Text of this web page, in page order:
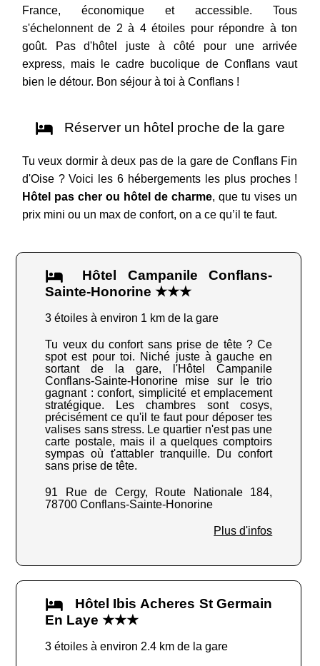
France, économique et accessible. Tous
s'échelonnent de 2 à 4 étoiles pour répondre à ton
goût. Pas d'hôtel juste à côté pour une arrivée
express, mais le cadre bucolique de Conflans vaut
bien le détour. Bon séjour à toi à Conflans !
Réserver un hôtel proche de la gare
Tu veux dormir à deux pas de la gare de Conflans Fin
d'Oise ? Voici les 6 hébergements les plus proches !
Hôtel pas cher ou hôtel de charme, que tu vises un
prix mini ou un max de confort, on a ce qu’il te faut.
Hôtel Campanile Conflans-
Sainte-Honorine ★★★
3 étoiles à environ 1 km de la gare
Tu veux du confort sans prise de tête ? Ce
spot est pour toi. Niché juste à gauche en
sortant de la gare, l'Hôtel Campanile
Conflans-Sainte-Honorine mise sur le trio
gagnant : confort, simplicité et emplacement
stratégique. Les chambres sont cosys,
précisément ce qu'il te faut pour déposer tes
valises sans stress. Le quartier n'est pas une
carte postale, mais il a quelques comptoirs
sympas où t'attabler tranquille. Du confort
sans prise de tête.
91 Rue de Cergy, Route Nationale 184,
78700 Conflans-Sainte-Honorine
Plus d'infos
Hôtel Ibis Acheres St Germain
En Laye ★★★
3 étoiles à environ 2.4 km de la gare